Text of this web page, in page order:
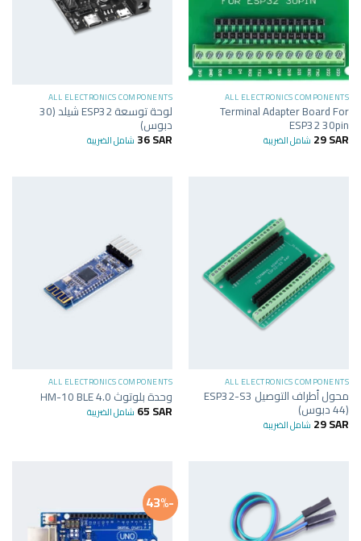
ALL ELECTRONICS COMPONENTS
Terminal Adapter Board For
ESP32 30pin
29SAR شامل الضريبة
ALL ELECTRONICS COMPONENTS
لوحة توسعة ESP32 شيلد (30
دبوس)
36SAR شامل الضريبة
ALL ELECTRONICS COMPONENTS
محول أطراف التوصيل ESP32-S3
(44 دبوس)
29SAR شامل الضريبة
ALL ELECTRONICS COMPONENTS
وحدة بلوتوث HM-10 BLE 4.0
65SAR شامل الضريبة
-43%